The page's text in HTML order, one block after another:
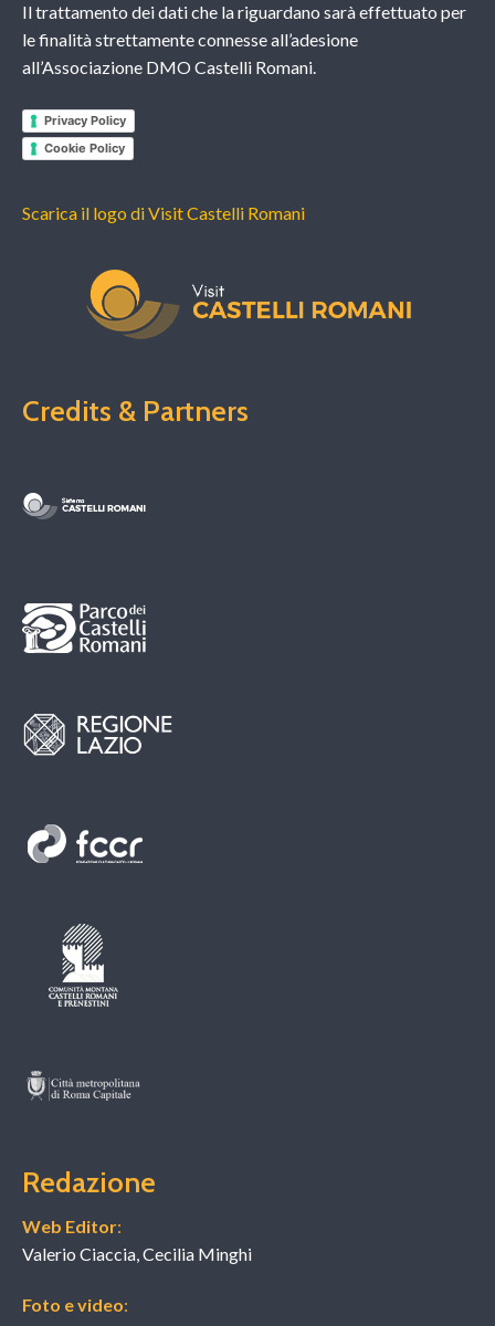
Il trattamento dei dati che la riguardano sarà effettuato per
le finalità strettamente connesse all’adesione
all’Associazione DMO Castelli Romani.
Privacy Policy
Cookie Policy
Scarica il logo di Visit Castelli Romani
Credits & Partners
Redazione
Web Editor:
Valerio Ciaccia, Cecilia Minghi
Foto e video: